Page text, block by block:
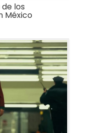
los
México